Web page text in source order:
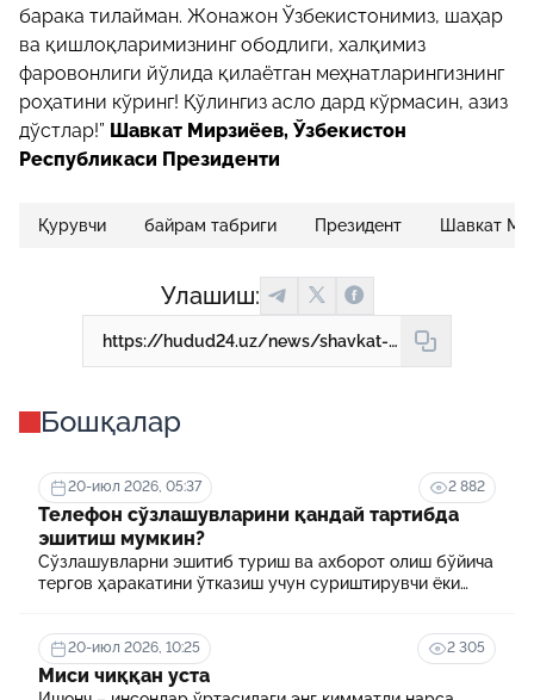
барака тилайман. Жонажон Ўзбекистонимиз, шаҳар
ва қишлоқларимизнинг ободлиги, халқимиз
фаровонлиги йўлида қилаётган меҳнатларингизнинг
роҳатини кўринг! Қўлингиз асло дард кўрмасин, азиз
дўстлар!” Шавкат Мирзиёев, Ўзбекистон
Республикаси Президенти
Қурувчи байрам табриги Президент Шавкат
Улашиш:
https://hudud24.uz/news/shavkat-mirziyoev-kuruvchilarni-bajram-bilan-tabrikladi
Бошқалар
20-июл 2026, 05:37 2 882
Телефон сўзлашувларини қандай тартибда
эшитиш мумкин?
Сўзлашувларни эшитиб туриш ва ахборот олиш бўйича
тергов ҳаракатини ўтказиш учун суриштирувчи ёки
20-июл 2026, 10:25 2 305
Миси чиққан уста